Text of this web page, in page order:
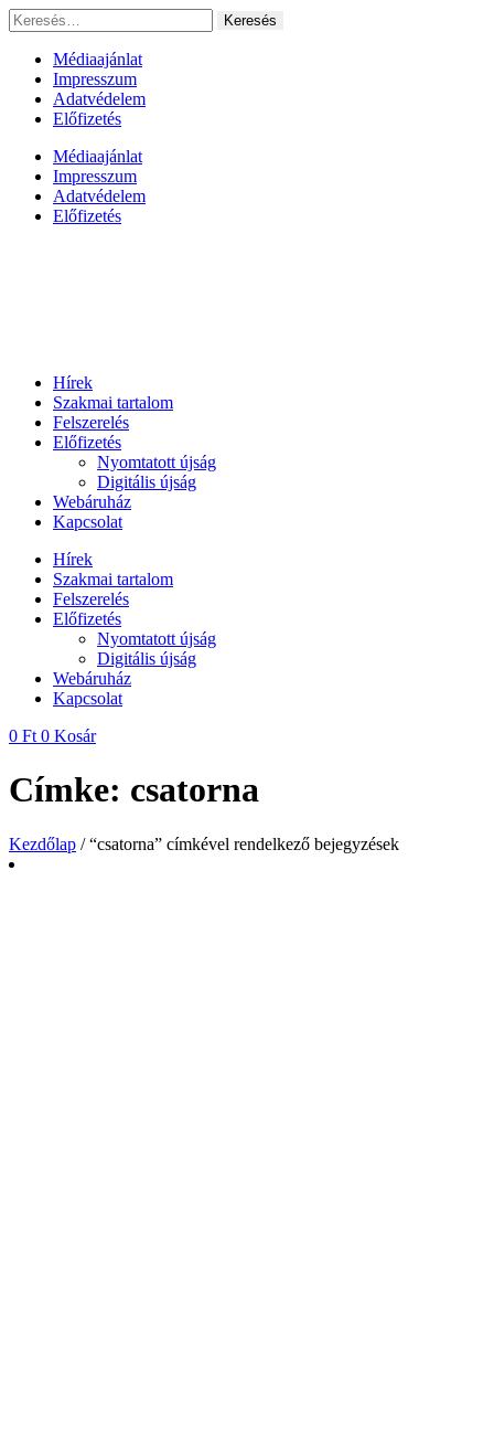
Ugrás
a
tartalomhoz
Keresés:
Médiaajánlat
Impresszum
Adatvédelem
Előfizetés
Médiaajánlat
Impresszum
Adatvédelem
Előfizetés
Hírek
Szakmai tartalom
Felszerelés
Előfizetés
Nyomtatott újság
Digitális újság
Webáruház
Kapcsolat
Hírek
Szakmai tartalom
Felszerelés
Előfizetés
Nyomtatott újság
Digitális újság
Webáruház
Kapcsolat
0 Ft 0 Kosár
Címke: csatorna
Kezdőlap / “csatorna” címkével rendelkező bejegyzések